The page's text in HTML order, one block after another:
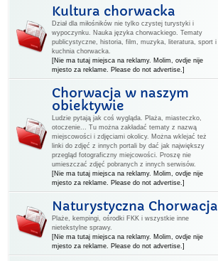
Kultura chorwacka
Dział dla miłośników nie tylko czystej turystyki i
wypoczynku. Nauka języka chorwackiego. Tematy
publicystyczne, historia, film, muzyka, literatura, sport i
kuchnia chorwacka.
[Nie ma tutaj miejsca na reklamy. Molim, ovdje nije
mjesto za reklame. Please do not advertise.]
Chorwacja w naszym
obiektywie
Ludzie pytają jak coś wygląda. Plaża, miasteczko,
otoczenie... Tu można zakładać tematy z nazwą
miejscowości i zdjęciami okolicy. Można wklejać też
linki do zdjęć z innych portali by dać jak największy
przegląd fotograficzny miejcowości. Proszę nie
umieszczać zdjęć pobranych z innych serwisów.
[Nie ma tutaj miejsca na reklamy. Molim, ovdje nije
mjesto za reklame. Please do not advertise.]
Naturystyczna Chorwacja
Plaże, kempingi, ośrodki FKK i wszystkie inne
nietekstylne sprawy.
[Nie ma tutaj miejsca na reklamy. Molim, ovdje nije
mjesto za reklame. Please do not advertise.]